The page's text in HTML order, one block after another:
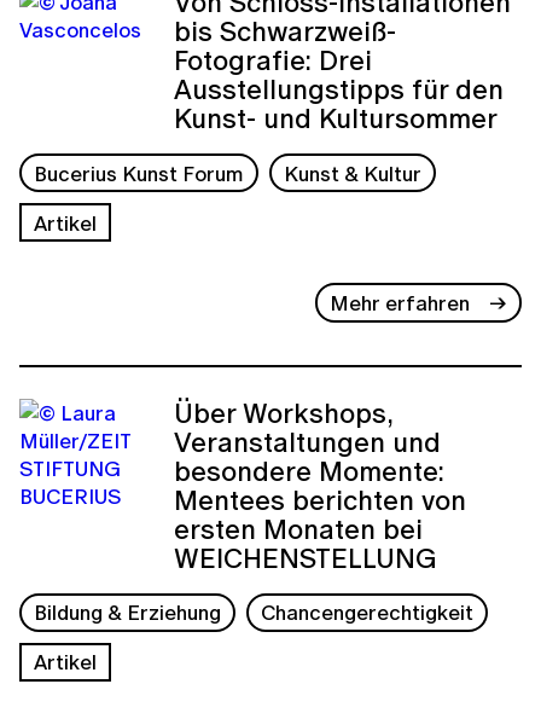
bis Schwarzweiß-
Fotografie: Drei
Ausstellungstipps für den
Kunst- und Kultursommer
Bucerius Kunst Forum
Kunst & Kultur
Artikel
Mehr erfahren
Über Workshops,
Veranstaltungen und
besondere Momente:
Mentees berichten von
ersten Monaten bei
WEICHENSTELLUNG
Bildung & Erziehung
Chancengerechtigkeit
Artikel